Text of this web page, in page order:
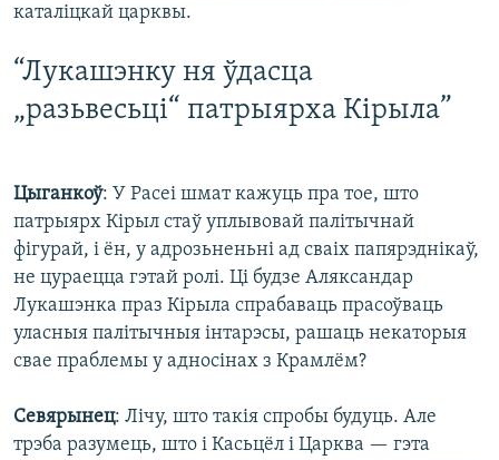
каталіцкай царквы.
“Лукашэнку ня ўдасца
„разьвесьці“ патрыярха Кірыла”
Цыганкоў: У Расеі шмат кажуць пра тое, што
патрыярх Кірыл стаў уплывовай палітычнай
фігурай, і ён, у адрозьненьні ад сваіх папярэднікаў,
не цураецца гэтай ролі. Ці будзе Аляксандар
Лукашэнка праз Кірыла спрабаваць прасоўваць
уласныя палітычныя інтарэсы, рашаць некаторыя
свае праблемы у адносінах з Крамлём?
Севярынец: Лічу, што такія спробы будуць. Але
трэба разумець, што і Касьцёл і Царква — гэта